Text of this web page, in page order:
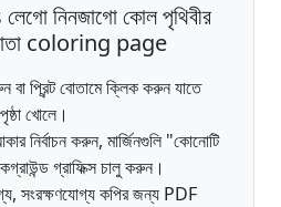
নিনজাগো কোল পৃথিবীর
coloring page
প্রিন্ট বোতামে ক্লিক করুন যাতে
খোলে।
নির্বাচন করুন, মার্জিনগুলি "কোনোটি
গ্রাফিক্স চালু করুন।
সংরক্ষণযোগ্য কপির জন্য PDF